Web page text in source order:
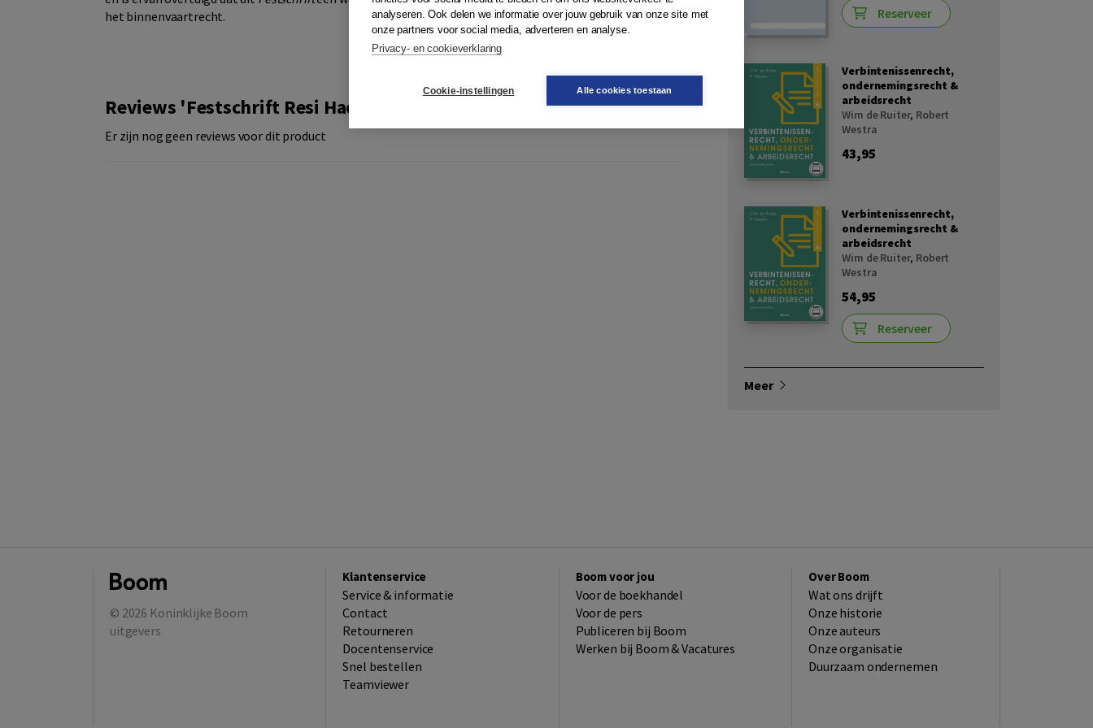
het binnenvaartrecht.
Reviews 'Festschrift Resi Hacksteiner'
Er zijn nog geen reviews voor dit product
Reserveer
Verbintenissenrecht,
ondernemingsrecht &
arbeidsrecht
Wim de Ruiter, Robert
Westra
43,95
Verbintenissenrecht,
ondernemingsrecht &
arbeidsrecht
Wim de Ruiter, Robert
Westra
54,95
Reserveer
Meer
© 2026 Koninklijke Boom
uitgevers
Klantenservice
Service & informatie
Contact
Retourneren
Docentenservice
Snel bestellen
Teamviewer
Boom voor jou
Voor de boekhandel
Voor de pers
Publiceren bij Boom
Werken bij Boom & Vacatures
Over Boom
Wat ons drijft
Onze historie
Onze auteurs
Onze organisatie
Duurzaam ondernemen
analyseren. Ook delen we informatie over jouw gebruik van onze site met
onze partners voor social media, adverteren en analyse.
Privacy- en cookieverklaring
Cookie-instellingen Alle cookies toestaan